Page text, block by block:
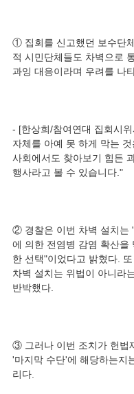
① 집회를 신고했던 보수단
적 시민단체들도 차벽으로
- [한상희/참여연대 집회시
자체를 아예 못 하게 막는
사회에서도 찾아보기 힘든
② 경찰은 이번 차벽 설치는
에 의한 전염병 감염 확산을
한 선택"이었다고 밝혔다.
차벽 설치는 위법이 아니라
③ 그러나 이번 조치가 헌법
'마지막 수단'에 해당하는지